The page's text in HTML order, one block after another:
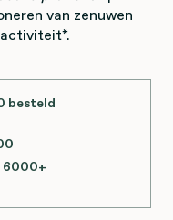
van zenuwen
besteld
6000+